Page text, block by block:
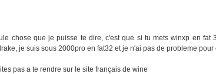
chose que je puisse te dire, c'est que si tu mets winxp en
je suis sous 2000pro en fat32 et je n'ai pas de probleme
pas a te rendre sur le site français de wine